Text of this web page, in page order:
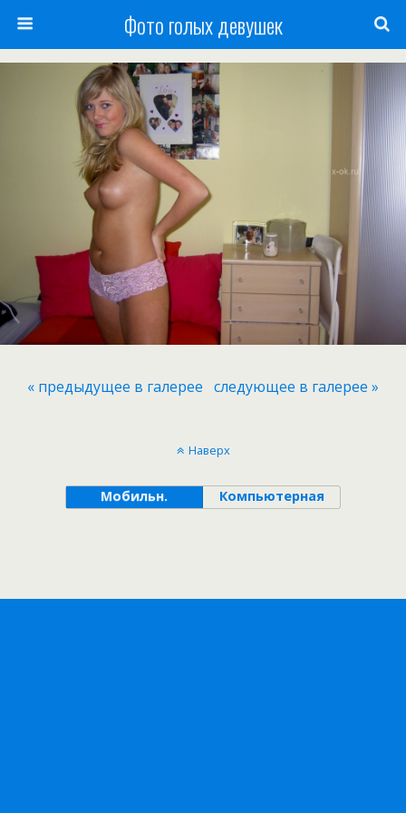
Фото голых девушек
« предыдущее в галерее следующее в галерее »
Наверх
Мобильн. Компьютерная